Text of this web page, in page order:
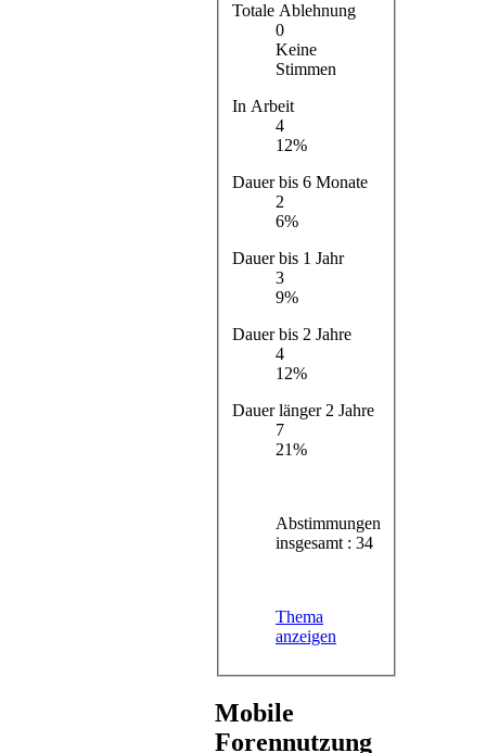
Totale Ablehnung
0
Keine
Stimmen
In Arbeit
4
12%
Dauer bis 6 Monate
2
6%
Dauer bis 1 Jahr
3
9%
Dauer bis 2 Jahre
4
12%
Dauer länger 2 Jahre
7
21%
Abstimmungen
insgesamt : 34
Thema
anzeigen
Mobile
Forennutzung